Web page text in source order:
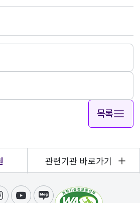
목록
관련기관 바로가기